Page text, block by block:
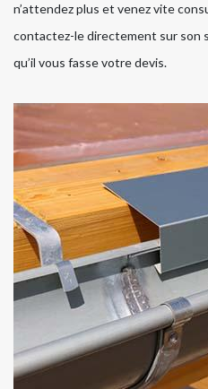
n’attendez plus et venez vite
contactez-le directement sur son
qu’il vous fasse votre devis.